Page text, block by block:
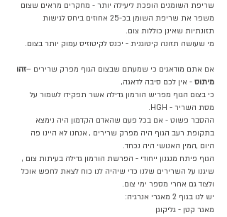
שריפת השומנים הופכת ליעילה יותר - מחקרים מראים שצום
משפר את שריפת השומן בכ-25 אחוזים ביחס לגישות
תזונתיות שאינן כוללות צום.
מי שעושה תזונה קיטוגנית - יכנס לקיטוזיס עמוק יותר בצום.
אם אתם מודאגים כי שמעתם שבצום הגוף מפרק שרירים –זהו
מיתוס - אין לכם סיבה לדאגה,
כי בצום הגוף מפריש הורמון גדילה אשר תפקידו לשמור על
מסת השריר - HGH.
ההסבר פשוט - אם בכל פעם שהאדם הקדמון היה נימצא
בתקופת רעב הגוף היה מפרק שרירים , אנחנו לא היינו פה
היום ,המין האנושי היה נכחד.
הגוף פיתח מנגנון ייחודי - הפרשת הורמון גדילה בעיתות צום ,
שיגנו על השרירים שלנו כדי שיהיה לנו כוח לצאת לחפש אוכל
ולצוד גם אחרי מספר ימי צום.
יש לנו בגוף 2 מאגרי אנרגיה:
מאגר קטן - גליקוגן